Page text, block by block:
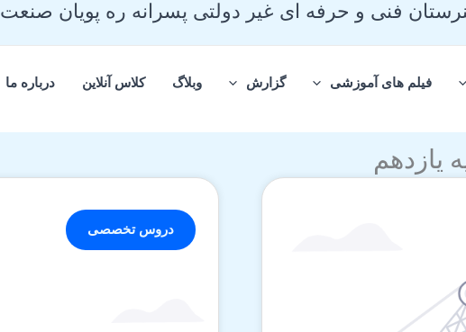
فنی و حرفه ای غیر دولتی پسرانه ره پویان صنعت
فیلم های آموزشی گزارش وبلاگ کلاس آنلاین درباره ما
یازدهم
دروس تخصصی